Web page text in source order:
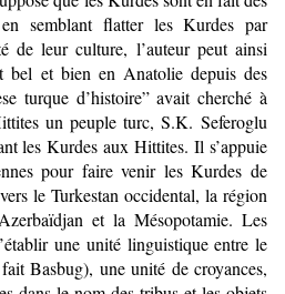
semblant flatter les Kurdes par
de leur culture, l’auteur peut ainsi
bel et bien en Anatolie depuis des
turque d’histoire” avait cherché à
un peuple turc, S.K. Seferoglu
les Kurdes aux Hittites. Il s’appuie
pour faire venir les Kurdes de
le Turkestan occiden­tal, la région
et la Mésopotamie. Les
une unité linguistique entre le
Basbug), une unité de croyances,